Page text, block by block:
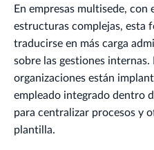
En empresas multisede,
estructuras complejas, esta
traducirse en más carga
sobre las gestiones internas.
organizaciones están
empleado integrado dentro
para centralizar procesos y
plantilla.